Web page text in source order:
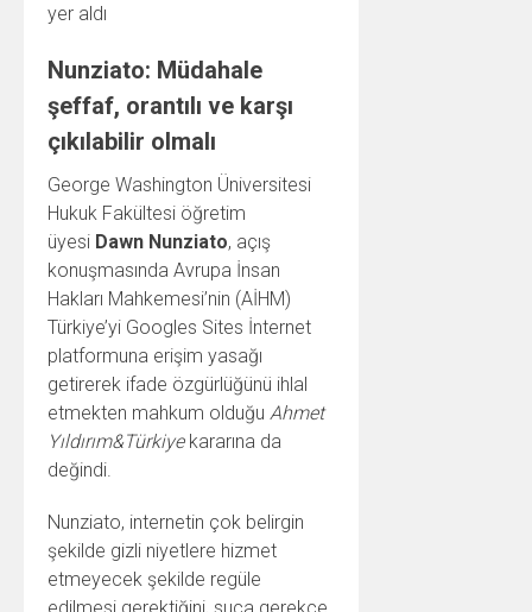
yer aldı
Nunziato: Müdahale
şeffaf, orantılı ve karşı
çıkılabilir olmalı
George Washington Üniversitesi
Hukuk Fakültesi öğretim
üyesi Dawn Nunziato, açış
konuşmasında Avrupa İnsan
Hakları Mahkemesi’nin (AİHM)
Türkiye’yi Googles Sites İnternet
platformuna erişim yasağı
getirerek ifade özgürlüğünü ihlal
etmekten mahkum olduğu Ahmet
Yıldırım&Türkiyekararına da
değindi.
Nunziato, internetin çok belirgin
şekilde gizli niyetlere hizmet
etmeyecek şekilde regüle